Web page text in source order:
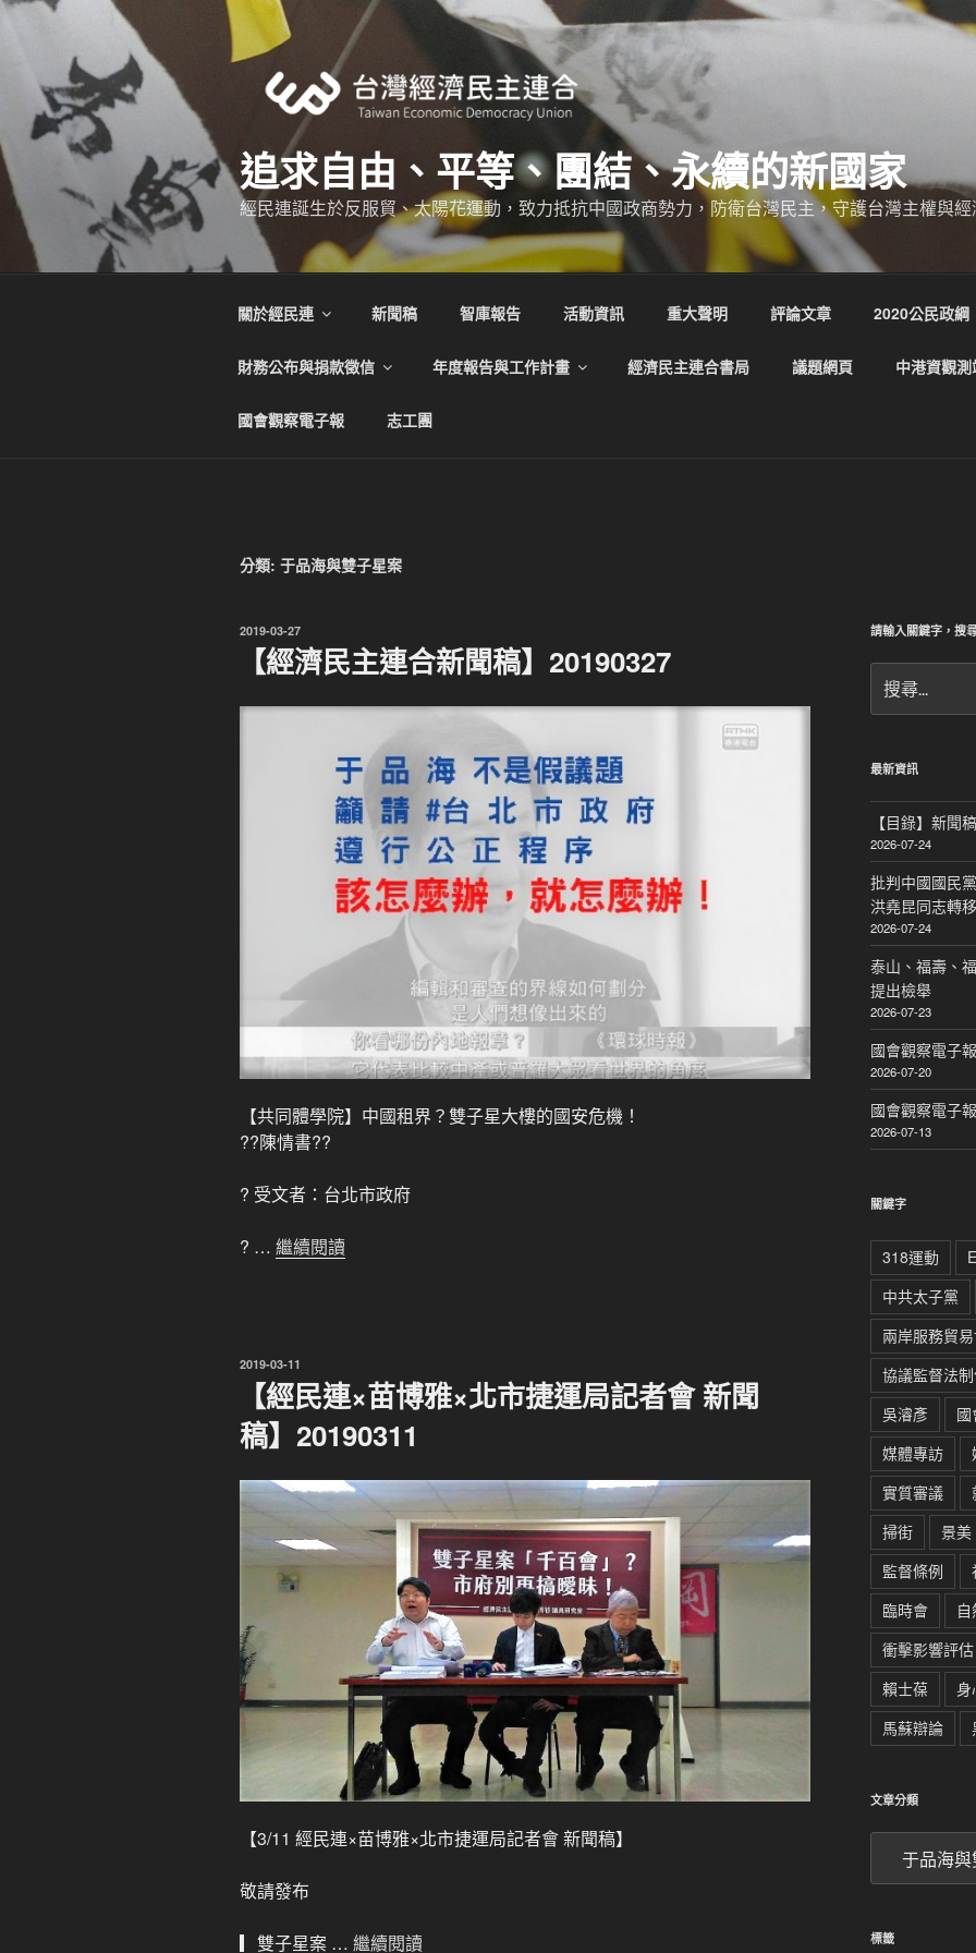
跳
容
追求自由、平等、團結、永續的新國家
經民連誕生於反服貿、太陽花運動，致力抵抗中國政商勢力，防衛台灣民主，守護台灣主權與
關於經民連 新聞稿 智庫報告 活動資訊 重大聲明 評論文章 2020公民政綱
財務公布與捐款徵信 年度報告與工作計畫 經濟民主連合書局 議題網頁 中港資觀測
國會觀察電子報 志工團
分類: 于品海與雙子星案
發
2019-03-27
【經濟民主連合新聞稿】20190327
【共同體學院】中國租界？雙子星大樓的國安危機！
??陳情書??
? 受文者：台北市政府
? … 繼續閱讀
發
2019-03-11
【經民連×苗博雅×北市捷運局記者會 新聞
稿】20190311
【3/11 經民連×苗博雅×北市捷運局記者會 新聞稿】
敬請發布
▎雙子星案 … 繼續閱讀
請輸入關鍵字，搜
尋
關
字:
最新資訊
【目錄】新聞稿
2026-07-24
批判中國國民
洪堯昆同志轉
2026-07-24
泰山、福壽、
提出檢舉
2026-07-23
國會觀察電子
2026-07-20
國會觀察電子
2026-07-13
關鍵字
318運動
中共太子黨
兩岸服務貿
協議監督法
吳濬彥
國
媒體專訪
實質審議
掃街
景美
監督條例
臨時會
衝擊影響評估
賴士葆
身
馬蘇辯論
文章分類
分
標籤